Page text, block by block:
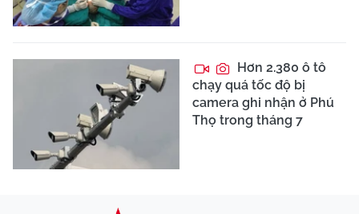
Hơn 2.380 ô tô
chạy quá tốc độ bị
camera ghi nhận ở Phú
Thọ trong tháng 7